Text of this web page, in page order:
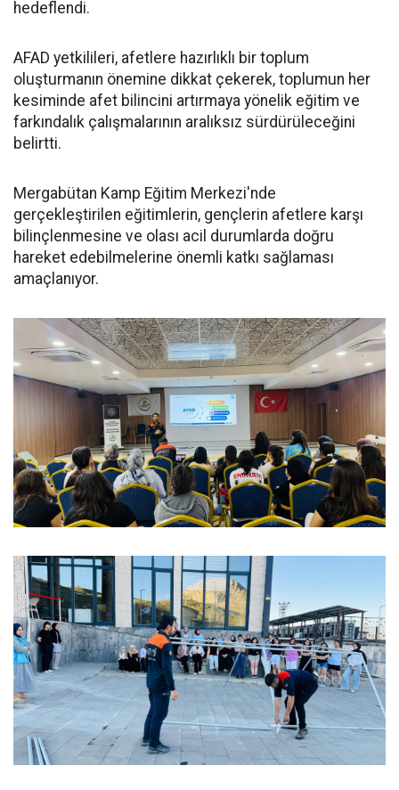
hedeflendi.
AFAD yetkilileri, afetlere hazırlıklı bir toplum
oluşturmanın önemine dikkat çekerek, toplumun her
kesiminde afet bilincini artırmaya yönelik eğitim ve
farkındalık çalışmalarının aralıksız sürdürüleceğini
belirtti.
Mergabütan Kamp Eğitim Merkezi'nde
gerçekleştirilen eğitimlerin, gençlerin afetlere karşı
bilinçlenmesine ve olası acil durumlarda doğru
hareket edebilmelerine önemli katkı sağlaması
amaçlanıyor.